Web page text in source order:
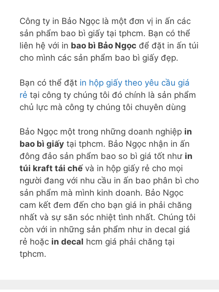
Công ty in Bảo Ngọc là một đơn vị in ấn các
sản phẩm bao bì giấy tại tphcm. Bạn có thể
liên hệ với in bao bì Bảo Ngọc để đặt in ấn túi
cho mình các sản phẩm bao bì giấy đẹp.
Bạn có thể đặt in hộp giấy theo yêu cầu giá
rẻ tại công ty chúng tôi đó chính là sản phẩm
chủ lực mà công ty chúng tôi chuyên dùng
Bảo Ngọc một trong những doanh nghiệp in
bao bì giấy tại tphcm. Bảo Ngọc nhận in ấn
đông đảo sản phẩm bao so bì giá tốt như in
túi kraft tái chế và in hộp giấy rẻ cho mọi
người đang với nhu cầu in ấn bao phân bì cho
sản phẩm mà mình kinh doanh. Bảo Ngọc
cam kết đem đến cho bạn giá in phải chăng
nhất và sự săn sóc nhiệt tình nhất. Chúng tôi
còn với in những sản phẩm như in decal giá
rẻ hoặc in decal hcm giá phải chăng tại
tphcm.